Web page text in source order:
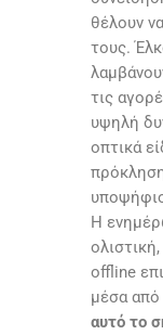
θέλουν
τους.
τις
υψηλή
οπτικά
Η
offline
μέσα από
αυτό το